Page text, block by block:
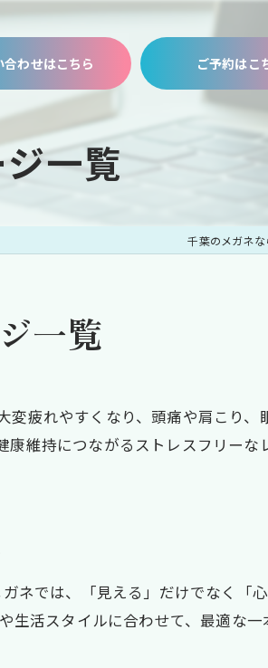
合わせはこちら ご予約はこ
一覧
千葉のメガネ
一覧
疲れやすくなり、頭痛や肩こり、
維持につながるストレスフリーな
ネでは、「見える」だけでなく「
生活スタイルに合わせて、最適な